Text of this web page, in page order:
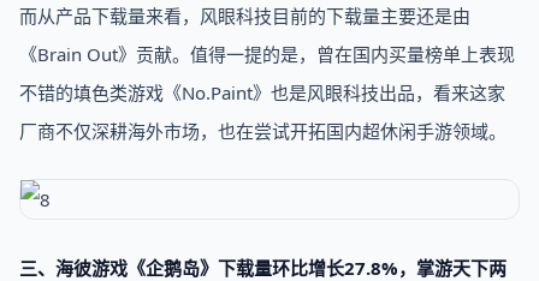
而从产品下载量来看，风眼科技目前的下载量主要还是由
《Brain Out》贡献。值得一提的是，曾在国内买量榜单上表现
不错的填色类游戏《No.Paint》也是风眼科技出品，看来这家
厂商不仅深耕海外市场，也在尝试开拓国内超休闲手游领域。
三、海彼游戏《企鹅岛》下载量环比增长27.8%，掌游天下两